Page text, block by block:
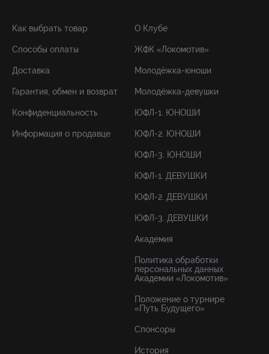
Как выбрать товар
Способы оплаты
Доставка
Гарантия, обмен и возврат
Конфиденциальность
Информация о продавце
О Клубе
ЖФК «Локомотив»
Молодёжка-юноши
Молодёжка-девушки
ЮФЛ-1. ЮНОШИ
ЮФЛ-2. ЮНОШИ
ЮФЛ-3. ЮНОШИ
ЮФЛ-1. ДЕВУШКИ
ЮФЛ-2. ДЕВУШКИ
ЮФЛ-3. ДЕВУШКИ
Академия
Политика обработки
персональных данных
Академии «Локомотив»
Положение о турнире
«Путь Будущего»
Спонсоры
История